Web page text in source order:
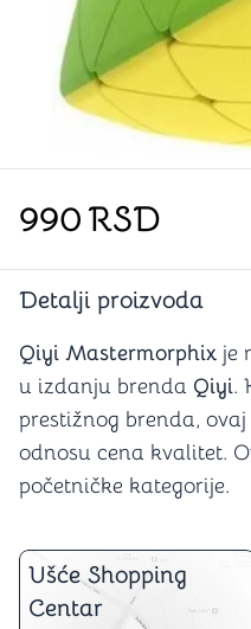
990RSD
Detalji proizvoda
Qiyi Mastermorphix je
u izdanju brenda Qiyi.
prestižnog brenda,
odnosu cena kvalitet.
početničke kategorije.
Ušće Shopping
Centar